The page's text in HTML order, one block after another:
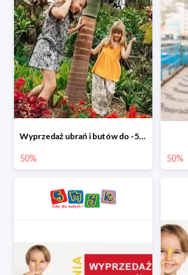
Wyprzedaż ubrań i butów do -50%
50% 50%